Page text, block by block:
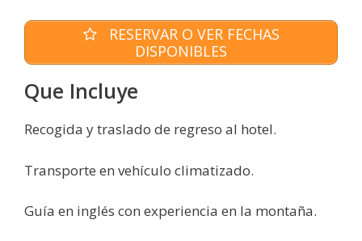
RESERVAR O VER FECHAS
DISPONIBLES
Que Incluye
Recogida y traslado de regreso al hotel.
Transporte en vehículo climatizado.
Guía en inglés con experiencia en la montaña.